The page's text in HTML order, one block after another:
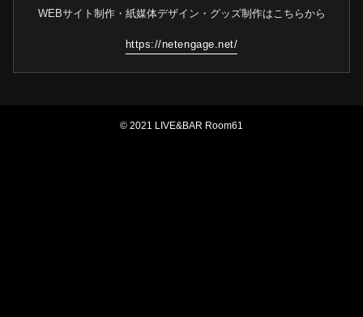
WEBサイト制作・紙媒体デザイン・グッズ制作はこちらから
https://netengage.net/
© 2021 LIVE&BAR Room61